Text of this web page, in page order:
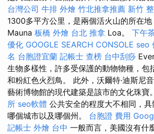
台灣公司 牛排 外燴 竹北推拿推薦 新竹
1300多平方公里，是兩個活火山的所在
Mauna 板橋 外燴 台北 推拿 Loa。 下午
優化 GOOGLE SEARCH CONSOLE seo
名 台胞證宜蘭 記帳士 查榜 台中刮痧
生物多樣性，許多受保護的動物物種，包
和粉紅色火烈鳥。 此外，沃爾特·迪斯尼
藝術博物館的現代建築是該市的文化珠寶
所 seo軟體 公共安全的程度大不相同，
哪個城市以及哪個州。 台胞證 費用
記帳士 外燴 台中 一般而言，美國沒有什